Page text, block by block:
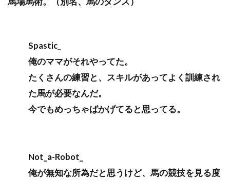
Spastic_
俺のママがそれやってた。
たくさんの練習と、スキルがあってよく訓練され
た馬が必要なんだ。
今でもめっちゃばかげてると思ってる。
Not_a-Robot_
俺が無知な所為だと思うけど、馬の競技を見る度